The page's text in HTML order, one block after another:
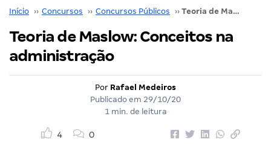
Início ›› Concursos ›› Concursos Públicos ›› Teoria de Maslow: Conceitos na administração
Teoria de Maslow: Conceitos na
administração
Por Rafael Medeiros
Publicado em 29/10/20
1 min. de leitura
4 0